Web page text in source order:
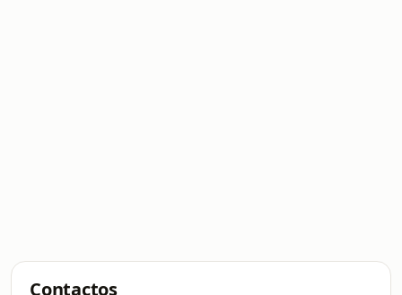
Contactos